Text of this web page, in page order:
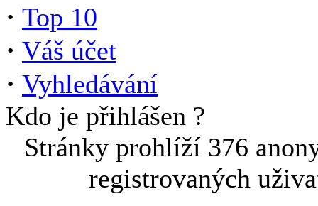
· Top 10
· Váš účet
· Vyhledávání
Kdo je přihlášen ?
Stránky prohlíží 376
registrovaných